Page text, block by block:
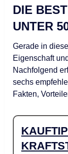
DIE
UNTER
Gerade in
Eigenschaft
Nachfolgend
sechs
Fakten,